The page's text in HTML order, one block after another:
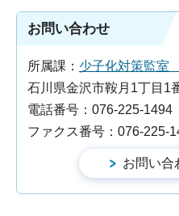
お問い合わせ
所属課： 少子化対策監室
石川県金沢市鞍月1丁目1
電話番号：076-225-1494
ファクス番号：076-225-